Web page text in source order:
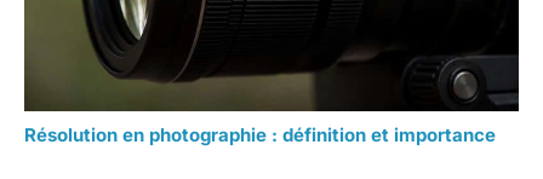
Résolution en photographie : définition et importance